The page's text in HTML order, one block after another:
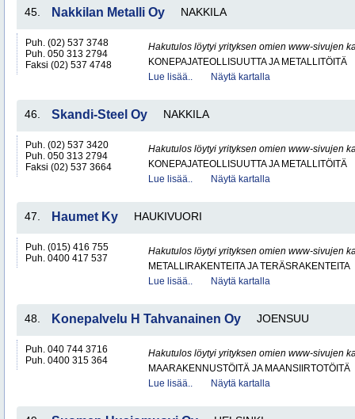
45. Nakkilan Metalli Oy NAKKILA
Puh. (02) 537 3748
Puh. 050 313 2794
Faksi (02) 537 4748
Hakutulos löytyi yrityksen omien www-sivujen
KONEPAJATEOLLISUUTTA JA METALLITÖITÄ
Lue lisää..
Näytä kartalla
46. Skandi-Steel Oy NAKKILA
Puh. (02) 537 3420
Puh. 050 313 2794
Faksi (02) 537 3664
Hakutulos löytyi yrityksen omien www-sivujen
KONEPAJATEOLLISUUTTA JA METALLITÖITÄ
Lue lisää..
Näytä kartalla
47. Haumet Ky HAUKIVUORI
Puh. (015) 416 755
Puh. 0400 417 537
Hakutulos löytyi yrityksen omien www-sivujen
METALLIRAKENTEITA JA TERÄSRAKENTEITA
Lue lisää..
Näytä kartalla
48. Konepalvelu H Tahvanainen Oy JOENSUU
Puh. 040 744 3716
Puh. 0400 315 364
Hakutulos löytyi yrityksen omien www-sivujen
MAARAKENNUSTÖITÄ JA MAANSIIRTOTÖITÄ
Lue lisää..
Näytä kartalla